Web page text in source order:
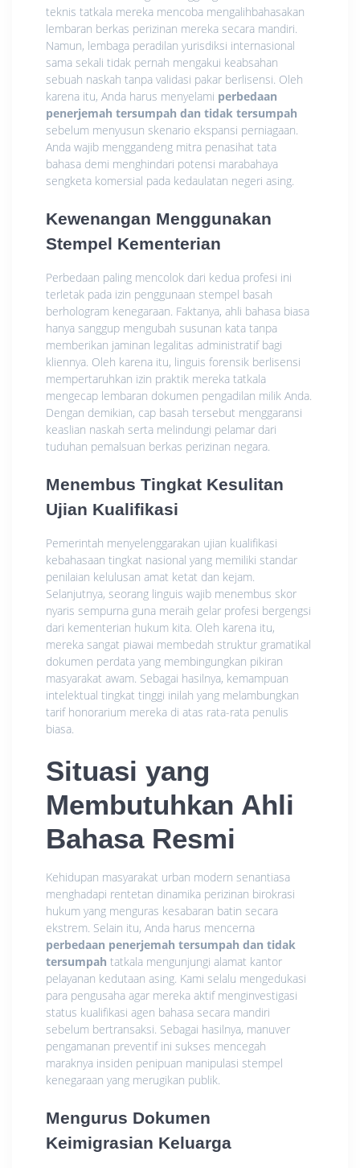
teknis tatkala mereka mencoba mengalihbahasakan
lembaran berkas perizinan mereka secara mandiri.
Namun, lembaga peradilan yurisdiksi internasional
sama sekali tidak pernah mengakui keabsahan
sebuah naskah tanpa validasi pakar berlisensi. Oleh
karena itu, Anda harus menyelami perbedaan
penerjemah tersumpah dan tidak tersumpah
sebelum menyusun skenario ekspansi perniagaan.
Anda wajib menggandeng mitra penasihat tata
bahasa demi menghindari potensi marabahaya
sengketa komersial pada kedaulatan negeri asing.
Kewenangan Menggunakan
Stempel Kementerian
Perbedaan paling mencolok dari kedua profesi ini
terletak pada izin penggunaan stempel basah
berhologram kenegaraan. Faktanya, ahli bahasa biasa
hanya sanggup mengubah susunan kata tanpa
memberikan jaminan legalitas administratif bagi
kliennya. Oleh karena itu, linguis forensik berlisensi
mempertaruhkan izin praktik mereka tatkala
mengecap lembaran dokumen pengadilan milik Anda.
Dengan demikian, cap basah tersebut menggaransi
keaslian naskah serta melindungi pelamar dari
tuduhan pemalsuan berkas perizinan negara.
Menembus Tingkat Kesulitan
Ujian Kualifikasi
Pemerintah menyelenggarakan ujian kualifikasi
kebahasaan tingkat nasional yang memiliki standar
penilaian kelulusan amat ketat dan kejam.
Selanjutnya, seorang linguis wajib menembus skor
nyaris sempurna guna meraih gelar profesi bergengsi
dari kementerian hukum kita. Oleh karena itu,
mereka sangat piawai membedah struktur gramatikal
dokumen perdata yang membingungkan pikiran
masyarakat awam. Sebagai hasilnya, kemampuan
intelektual tingkat tinggi inilah yang melambungkan
tarif honorarium mereka di atas rata-rata penulis
biasa.
Situasi yang
Membutuhkan Ahli
Bahasa Resmi
Kehidupan masyarakat urban modern senantiasa
menghadapi rentetan dinamika perizinan birokrasi
hukum yang menguras kesabaran batin secara
ekstrem. Selain itu, Anda harus mencerna
perbedaan penerjemah tersumpah dan tidak
tersumpah tatkala mengunjungi alamat kantor
pelayanan kedutaan asing. Kami selalu mengedukasi
para pengusaha agar mereka aktif menginvestigasi
status kualifikasi agen bahasa secara mandiri
sebelum bertransaksi. Sebagai hasilnya, manuver
pengamanan preventif ini sukses mencegah
maraknya insiden penipuan manipulasi stempel
kenegaraan yang merugikan publik.
Mengurus Dokumen
Keimigrasian Keluarga